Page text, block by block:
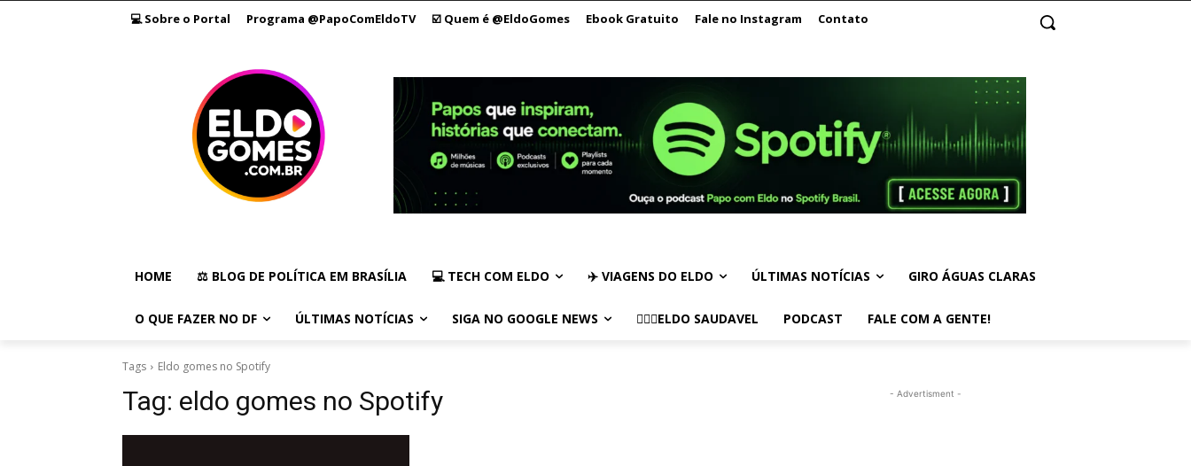
💻 Sobre o Portal Programa @PapoComEldoTV ☑️ Quem é @EldoGomes Ebook Gratuito Fale no Instagram Contato
HOME ⚖️ BLOG DE POLÍTICA EM BRASÍLIA 💻 TECH COM ELDO ✈️ VIAGENS DO ELDO ÚLTIMAS NOTÍCIAS GIRO ÁGUAS CLARAS
O QUE FAZER NO DF ÚLTIMAS NOTÍCIAS SIGA NO GOOGLE NEWS 🏃🏻‍♂️ELDO SAUDAVEL PODCAST FALE COM A GENTE!
Tags Eldo gomes no Spotify
Tag: eldo gomes no Spotify - Advertisment -